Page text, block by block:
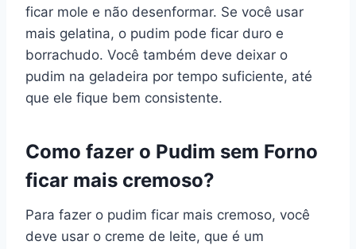
ficar mole e não desenformar. Se você usar
mais gelatina, o pudim pode ficar duro e
borrachudo. Você também deve deixar o
pudim na geladeira por tempo suficiente, até
que ele fique bem consistente.
Como fazer o Pudim sem Forno
ficar mais cremoso?
Para fazer o pudim ficar mais cremoso, você
deve usar o creme de leite, que é um